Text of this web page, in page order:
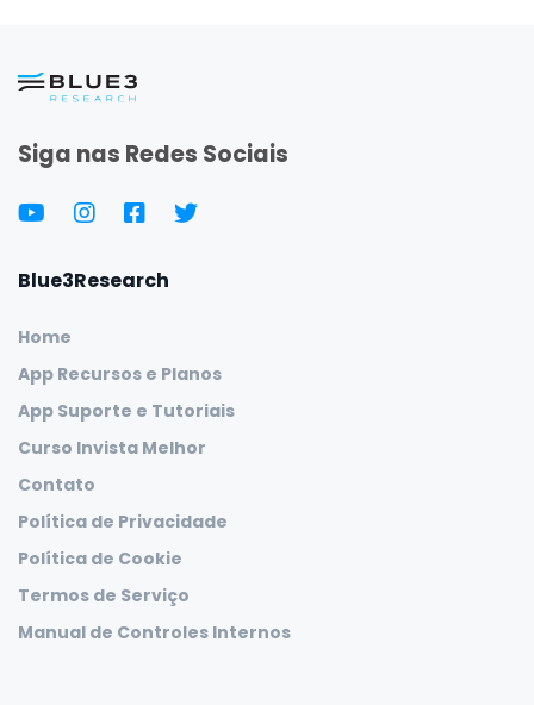
Siga nas Redes Sociais
Blue3Research
Home
App Recursos e Planos
App Suporte e Tutoriais
Curso Invista Melhor
Contato
Política de Privacidade
Política de Cookie
Termos de Serviço
Manual de Controles Internos